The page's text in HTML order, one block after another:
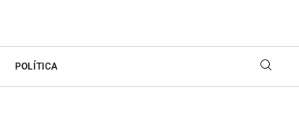
POLÍTICA